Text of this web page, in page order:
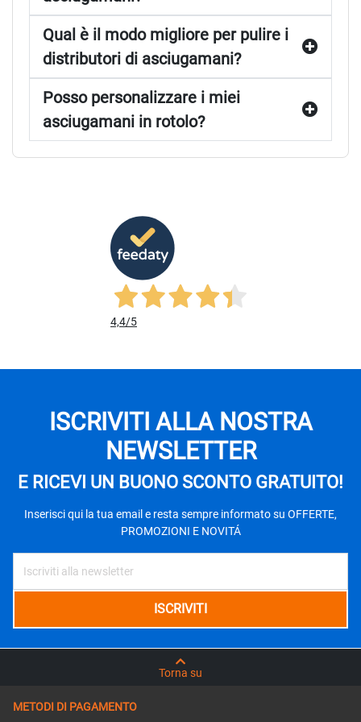
Qual è il modo migliore per pulire i
distributori di asciugamani?
Posso personalizzare i miei
asciugamani in rotolo?
4,4/5
ISCRIVITI ALLA NOSTRA
NEWSLETTER
E RICEVI UN BUONO SCONTO GRATUITO!
Inserisci qui la tua email e resta sempre informato su OFFERTE,
PROMOZIONI E NOVITÁ
Torna su
METODI DI PAGAMENTO